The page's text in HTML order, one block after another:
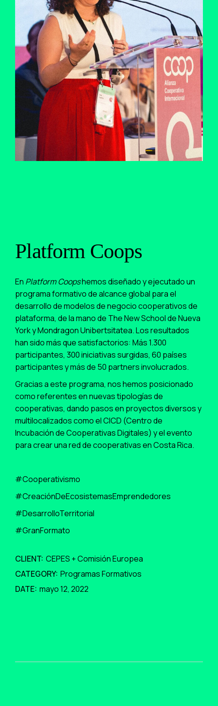
Platform Coops
En Platform Coopshemos diseñado y ejecutado un
programa formativo de alcance global para el
desarrollo de modelos de negocio cooperativos de
plataforma, de la mano de The New School de Nueva
York y Mondragon Unibertsitatea. Los resultados
han sido más que satisfactorios: Más 1.300
participantes, 300 iniciativas surgidas, 60 países
participantes y más de 50 partners involucrados.
Gracias a este programa, nos hemos posicionado
como referentes en nuevas tipologías de
cooperativas, dando pasos en proyectos diversos y
multilocalizados como el CICD (Centro de
Incubación de Cooperativas Digitales) y el evento
para crear una red de cooperativas en Costa Rica.
#Cooperativismo
#CreaciónDeEcosistemasEmprendedores
#DesarrolloTerritorial
#GranFormato
CLIENT: CEPES + Comisión Europea
CATEGORY: Programas Formativos
DATE: mayo 12, 2022